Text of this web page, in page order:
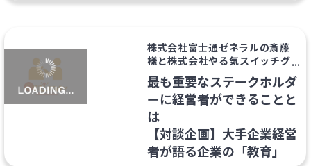
株式会社富士通ゼネラルの斎藤
様と株式会社やる気スイッチグ
ループ高橋様の特別対談
最も重要なステークホルダ
ーに経営者ができることと
は
【対談企画】大手企業経営
者が語る企業の「教育」